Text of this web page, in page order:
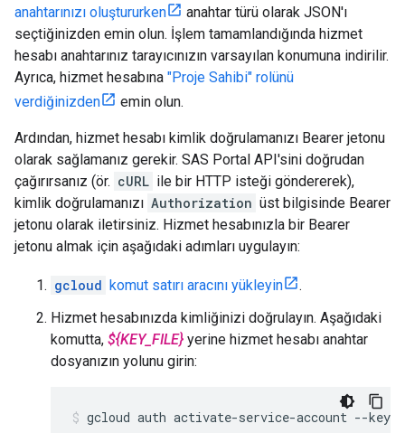
anahtarınızı oluştururken
anahtar türü olarak JSON'ı
seçtiğinizden emin olun. İşlem tamamlandığında hizmet
hesabı anahtarınız tarayıcınızın varsayılan konumuna indirilir.
Ayrıca, hizmet hesabına "Proje Sahibi" rolünü
verdiğinizden
emin olun.
Ardından, hizmet hesabı kimlik doğrulamanızı Bearer jetonu
olarak sağlamanız gerekir. SAS Portal API'sini doğrudan
çağırırsanız (ör. cURL ile bir HTTP isteği göndererek),
kimlik doğrulamanızı Authorization üst bilgisinde Bearer
jetonu olarak iletirsiniz. Hizmet hesabınızla bir Bearer
jetonu almak için aşağıdaki adımları uygulayın:
gcloud komut satırı aracını yükleyin
.
Hizmet hesabınızda kimliğinizi doğrulayın. Aşağıdaki
komutta, ${KEY_FILE} yerine hizmet hesabı anahtar
dosyanızın yolunu girin:
gcloud auth activate-service-account --